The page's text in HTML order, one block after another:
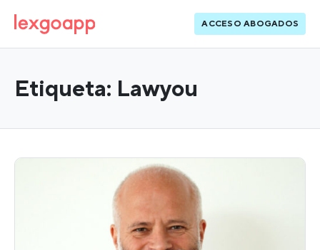
ACCESO ABOGADOS
Etiqueta: Lawyou